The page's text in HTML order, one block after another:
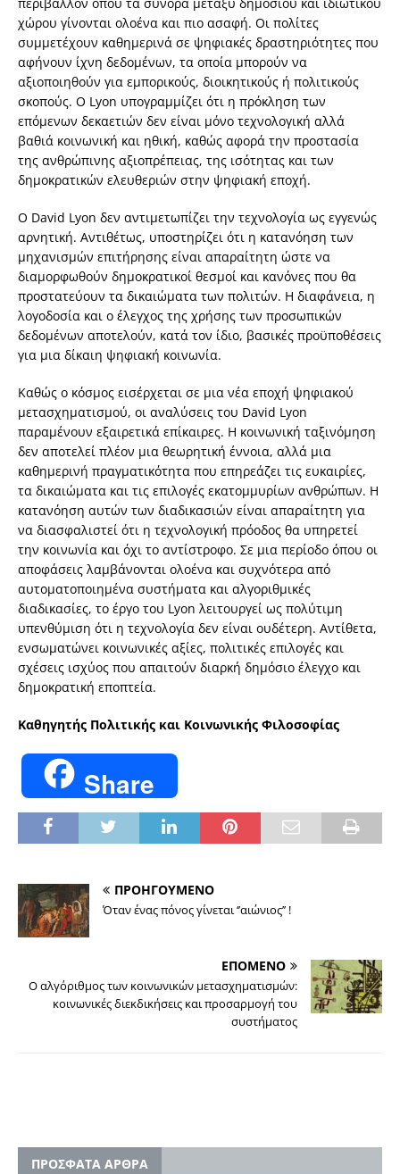
χώρου γίνονται ολοένα και πιο ασαφή. Οι πολίτες
συμμετέχουν καθημερινά σε ψηφιακές δραστηριότητες που
αφήνουν ίχνη δεδομένων, τα οποία μπορούν να
αξιοποιηθούν για εμπορικούς, διοικητικούς ή πολιτικούς
σκοπούς. Ο Lyon υπογραμμίζει ότι η πρόκληση των
επόμενων δεκαετιών δεν είναι μόνο τεχνολογική αλλά
βαθιά κοινωνική και ηθική, καθώς αφορά την προστασία
της ανθρώπινης αξιοπρέπειας, της ισότητας και των
δημοκρατικών ελευθεριών στην ψηφιακή εποχή.
Ο David Lyon δεν αντιμετωπίζει την τεχνολογία ως εγγενώς
αρνητική. Αντιθέτως, υποστηρίζει ότι η κατανόηση των
μηχανισμών επιτήρησης είναι απαραίτητη ώστε να
διαμορφωθούν δημοκρατικοί θεσμοί και κανόνες που θα
προστατεύουν τα δικαιώματα των πολιτών. Η διαφάνεια, η
λογοδοσία και ο έλεγχος της χρήσης των προσωπικών
δεδομένων αποτελούν, κατά τον ίδιο, βασικές προϋποθέσεις
για μια δίκαιη ψηφιακή κοινωνία.
Καθώς ο κόσμος εισέρχεται σε μια νέα εποχή ψηφιακού
μετασχηματισμού, οι αναλύσεις του David Lyon
παραμένουν εξαιρετικά επίκαιρες. Η κοινωνική ταξινόμηση
δεν αποτελεί πλέον μια θεωρητική έννοια, αλλά μια
καθημερινή πραγματικότητα που επηρεάζει τις ευκαιρίες,
τα δικαιώματα και τις επιλογές εκατομμυρίων ανθρώπων. Η
κατανόηση αυτών των διαδικασιών είναι απαραίτητη για
να διασφαλιστεί ότι η τεχνολογική πρόοδος θα υπηρετεί
την κοινωνία και όχι το αντίστροφο. Σε μια περίοδο όπου οι
αποφάσεις λαμβάνονται ολοένα και συχνότερα από
αυτοματοποιημένα συστήματα και αλγοριθμικές
διαδικασίες, το έργο του Lyon λειτουργεί ως πολύτιμη
υπενθύμιση ότι η τεχνολογία δεν είναι ουδέτερη. Αντίθετα,
ενσωματώνει κοινωνικές αξίες, πολιτικές επιλογές και
σχέσεις ισχύος που απαιτούν διαρκή δημόσιο έλεγχο και
δημοκρατική εποπτεία.
Καθηγητής Πολιτικής και Κοινωνικής Φιλοσοφίας
Share
ΠΡΟΗΓΟΥΜΕΝΟ
Όταν ένας πόνος γίνεται ‘’αιώνιος’’ !
ΕΠΟΜΕΝΟ
Ο αλγόριθμος των κοινωνικών μετασχηματισμών:
κοινωνικές διεκδικήσεις και προσαρμογή του
συστήματος
ΠΡΟΣΦΑΤΑ ΑΡΘΡΑ